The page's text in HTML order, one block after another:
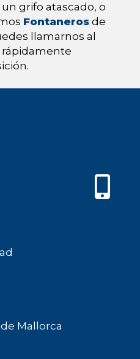
grifo atascado, o
Fontaneros de
llamarnos al
rápidamente
Mallorca